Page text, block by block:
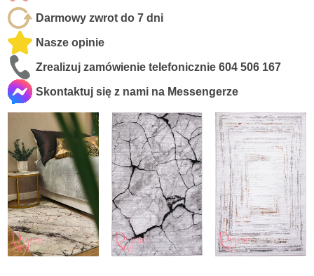
Darmowy zwrot do 7 dni
Nasze opinie
Zrealizuj zamówienie telefonicznie604 506 167
Skontaktuj się z nami na Messengerze